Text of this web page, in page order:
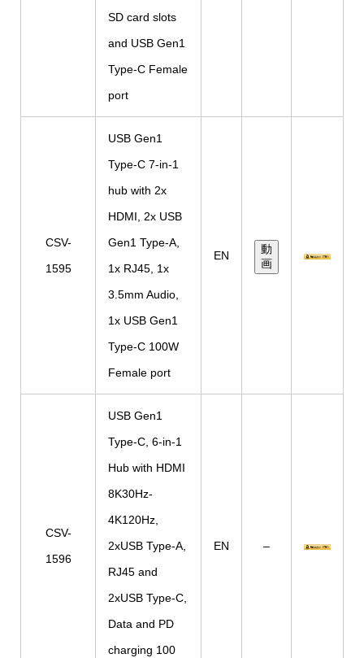
SD card slots
and USB Gen1
Type-C Female
port
CSV-
1595
USB Gen1
Type-C 7-in-1
hub with 2x
HDMI, 2x USB
Gen1 Type-A,
1x RJ45, 1x
3.5mm Audio,
1x USB Gen1
Type-C 100W
Female port
EN
動
画
CSV-
1596
USB Gen1
Type-C, 6-in-1
Hub with HDMI
8K30Hz-
4K120Hz,
2xUSB Type-A,
RJ45 and
2xUSB Type-C,
Data and PD
charging 100
EN –